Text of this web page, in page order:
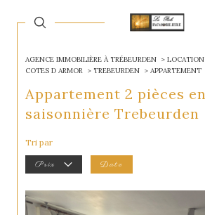
AGENCE IMMOBILIÈRE À TRÉBEURDEN
COTES D ARMOR
TREBEURDEN APPARTEMENT
Appartement 2 pièces en location
saisonnière Trebeurden
Tri par
Prix Date